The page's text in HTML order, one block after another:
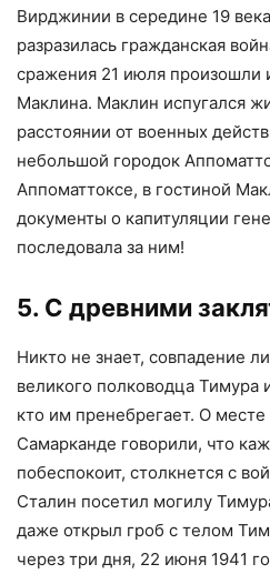
Вирджинии в середине 19
разразилась гражданская
сражения 21 июля произошли
Маклина. Маклин испугался
расстоянии от военных
небольшой городок
Аппоматтоксе, в гостиной
документы о капитуляции
последовала за ним!
5. С древними
Никто не знает, совпадение
великого полководца Тимура
кто им пренебрегает. О
Самарканде говорили, что
побеспокоит, столкнется с
Сталин посетил могилу
даже открыл гроб с телом
через три дня, 22 июня 1941